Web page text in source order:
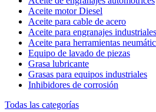
Aceite motor Diesel
Aceite para cable de acero
Aceite para engranajes industriales
Aceite para herramientas
Equipo de lavado de piezas
Grasa lubricante
Grasas para equipos industriales
Inhibidores de corrosión
Todas las categorías